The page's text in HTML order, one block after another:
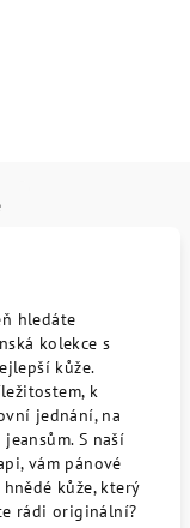
hledáte
kolekce s
kůže.
k
jednání, na
S naší
vám pánové
kůže, který
rádi originální?